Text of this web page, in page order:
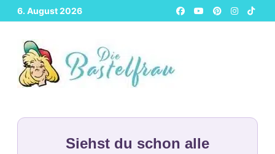
Zurück
zum
Inhalt
6. August 2026
Siehst du schon alle